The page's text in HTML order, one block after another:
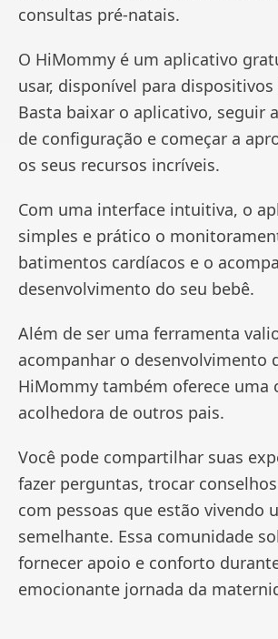
consultas pré-natais.
O HiMommy é um aplicativo
usar, disponível para
Basta baixar o aplicativo, seguir
de configuração e começar a
os seus recursos incríveis.
Com uma interface intuitiva, o
simples e prático o
batimentos cardíacos e o
desenvolvimento do seu bebê.
Além de ser uma ferramenta
acompanhar o desenvolvimento
HiMommy também oferece uma
acolhedora de outros pais.
Você pode compartilhar suas
fazer perguntas, trocar
com pessoas que estão vivendo
semelhante. Essa comunidade
fornecer apoio e conforto
emocionante jornada da